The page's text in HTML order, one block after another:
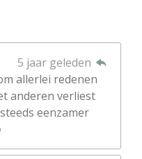
5 jaar geleden
allerlei redenen
anderen verliest
eenzamer